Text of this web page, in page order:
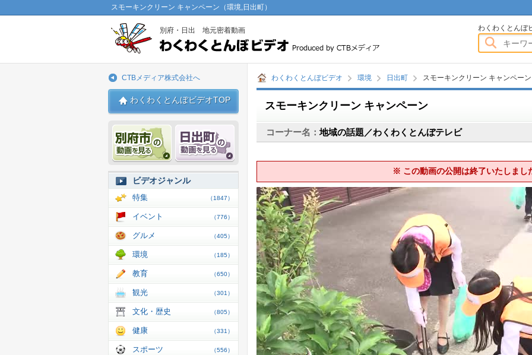
スモーキンクリーン キャンペーン（環境,日出町）
別府・日出 地元密着動画 わくわくとんぼビデオわくわくとんぼ
わくわくとんぼビデオ 環境 日出町 スモーキンクリーン キャンペーン
スモーキンクリーン キャンペーン
コーナー名：地域の話題／わくわくとんぼテレビ
※ この動画の公開は終了いたしまし
CTBメディア株式会社へ
わくわくとんぼビデオTOP
別府市 動画 日出 動画
ビデオジャンル
特集 （1847）
イベント （776）
グルメ （405）
環境 （185）
教育 （650）
観光 （301）
文化・歴史 （805）
健康 （331）
スポーツ （556）